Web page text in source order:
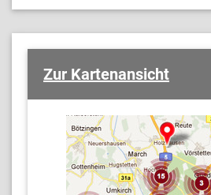
Zur Kartenansicht